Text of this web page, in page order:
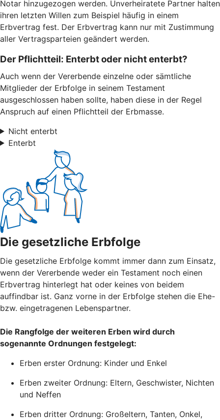
Notar hinzugezogen werden. Unverheiratete Partner halten
ihren letzten Willen zum Beispiel häufig in einem
Erbvertrag fest. Der Erbvertrag kann nur mit Zustimmung
aller Vertragsparteien geändert werden.
Der Pflichtteil: Enterbt oder nicht enterbt?
Auch wenn der Vererbende einzelne oder sämtliche
Mitglieder der Erbfolge in seinem Testament
ausgeschlossen haben sollte, haben diese in der Regel
Anspruch auf einen Pflichtteil der Erbmasse.
Nicht enterbt
Enterbt
Die gesetzliche Erbfolge
Die gesetzliche Erbfolge kommt immer dann zum Einsatz,
wenn der Vererbende weder ein Testament noch einen
Erbvertrag hinterlegt hat oder keines von beidem
auffindbar ist. Ganz vorne in der Erbfolge stehen die Ehe-
bzw. eingetragenen Lebenspartner.
Die Rangfolge der weiteren Erben wird durch
sogenannte Ordnungen festgelegt:
Erben erster Ordnung: Kinder und Enkel
Erben zweiter Ordnung: Eltern, Geschwister, Nichten
und Neffen
Erben dritter Ordnung: Großeltern, Tanten, Onkel,